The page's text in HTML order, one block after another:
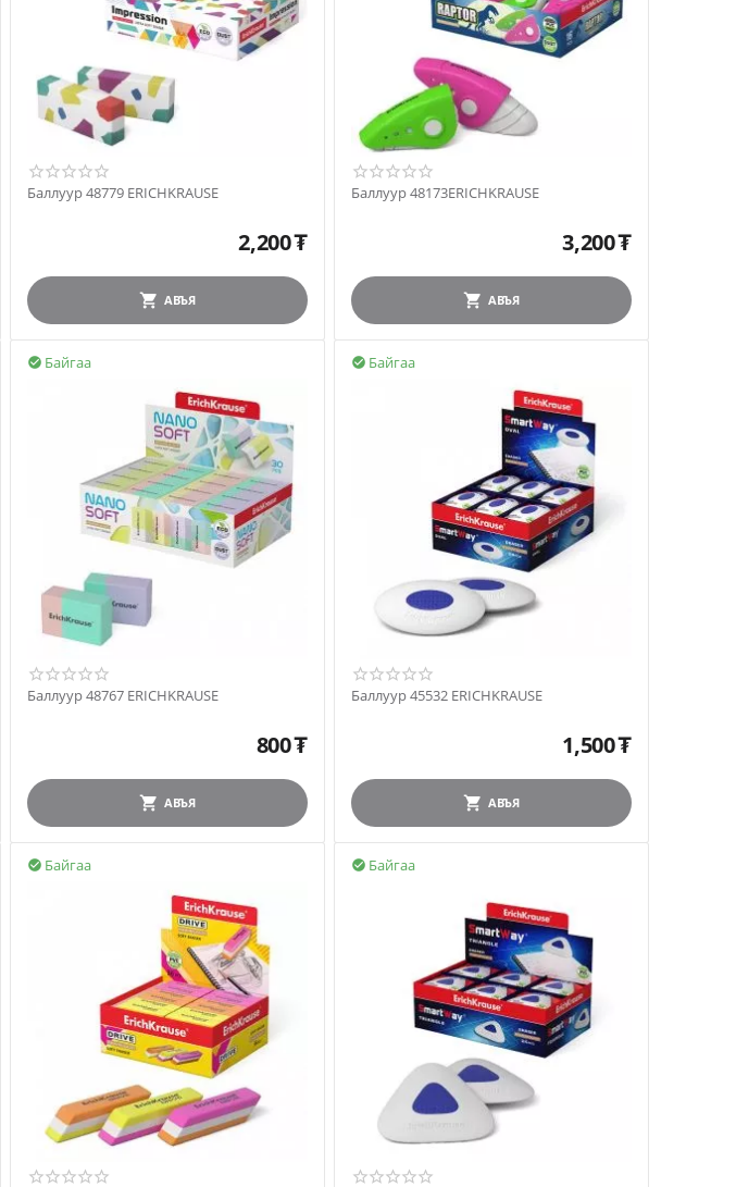
Баллуур 48779 ERICHKRAUSE
2,200₮
АВЪЯ
Баллуур 48173ERICHKRAUSE
3,200₮
АВЪЯ
Байгаа

Баллуур 48767 ERICHKRAUSE
800₮
АВЪЯ
Байгаа

Баллуур 45532 ERICHKRAUSE
1,500₮
АВЪЯ
Байгаа
 Байгаа
